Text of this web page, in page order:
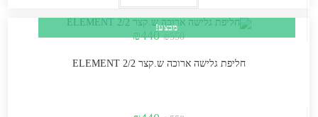
המוצר
זה
יש
סוגים.
מבצע!
₪550
המחיר
המקורי
₪550.
₪440
₪440. חליפת גלישה ארוכה ש.קצר ELEMENT 2/2
המחיר